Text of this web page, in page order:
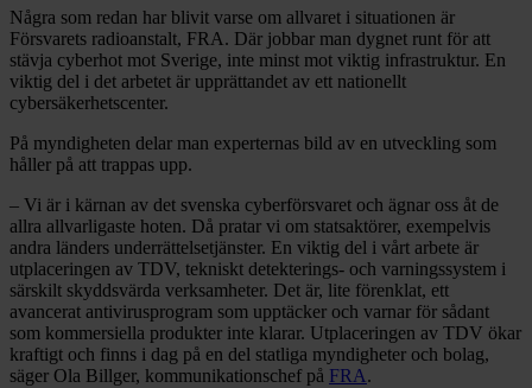
Några som redan har blivit varse om allvaret i situationen är
Försvarets radioanstalt, FRA. Där jobbar man dygnet runt för att
stävja cyberhot mot Sverige, inte minst mot viktig infrastruktur. En
viktig del i det arbetet är upprättandet av ett nationellt
cybersäkerhetscenter.
På myndigheten delar man experternas bild av en utveckling som
håller på att trappas upp.
– Vi är i kärnan av det svenska cyberförsvaret och ägnar oss åt de
allra allvarligaste hoten. Då pratar vi om statsaktörer, exempelvis
andra länders underrättelsetjänster. En viktig del i vårt arbete är
utplaceringen av TDV, tekniskt detekterings- och varningssystem i
särskilt skyddsvärda verksamheter. Det är, lite förenklat, ett
avancerat antivirusprogram som upptäcker och varnar för sådant
som kommersiella produkter inte klarar. Utplaceringen av TDV ökar
kraftigt och finns i dag på en del statliga myndigheter och bolag,
säger Ola Billger, kommunikationschef på FRA.